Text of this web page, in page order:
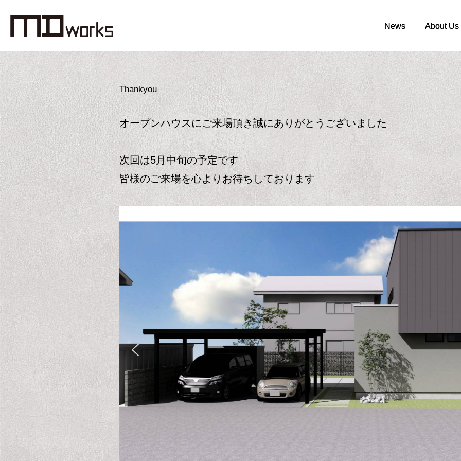
News About Us
News About Us
Thankyou
オープンハウスにご来場頂き誠にありがとうございました
次回は5月中旬の予定です
皆様のご来場を心よりお待ちしております